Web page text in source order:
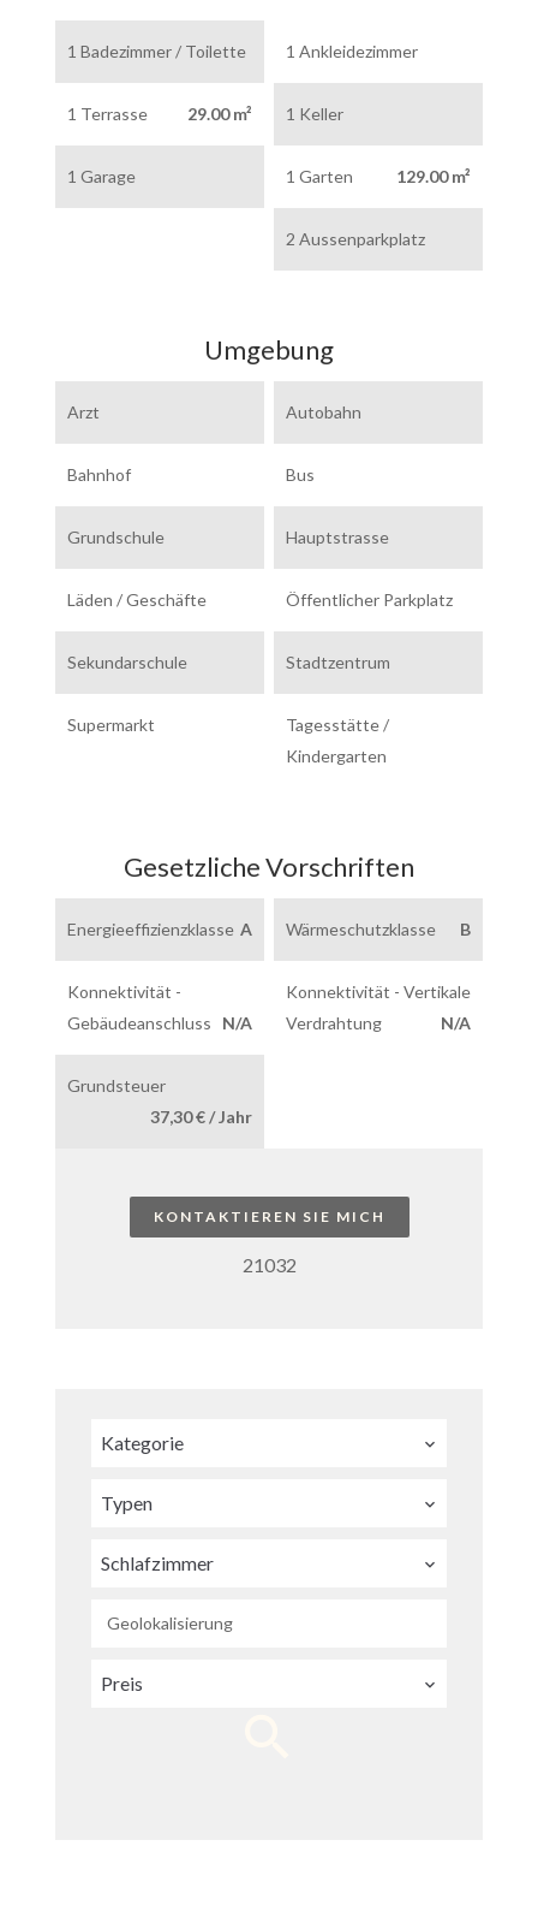
1 Ankleidezimmer
1 Badezimmer / Toilette
1 Keller
1 Terrasse 29.00 m²
1 Garten 129.00 m²
1 Garage
2 Aussenparkplatz
Umgebung
Arzt Autobahn
Bahnhof Bus
Grundschule Hauptstrasse
Läden / Geschäfte Öffentlicher Parkplatz
Sekundarschule Stadtzentrum
Supermarkt
Tagesstätte /
Kindergarten
Gesetzliche Vorschriften
Energieeffizienzklasse A Wärmeschutzklasse B
Konnektivität -
Gebäudeanschluss
N/A
Konnektivität - Vertikale
Verdrahtung
N/A
Grundsteuer
37,30 € / Jahr
KONTAKTIEREN SIE MICH
21032
Kategorie
Typen
Schlafzimmer
Geolokalisierung
Preis